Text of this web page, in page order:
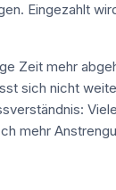
Eingezahlt
Zeit mehr
sich nicht
mehr